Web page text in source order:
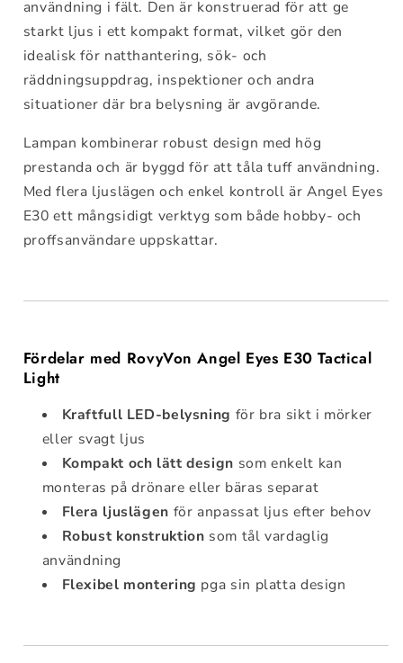
användning i fält. Den är konstruerad för att ge
starkt ljus i ett kompakt format, vilket gör den
idealisk för natthantering, sök- och
räddningsuppdrag, inspektioner och andra
situationer där bra belysning är avgörande.
Lampan kombinerar robust design med hög
prestanda och är byggd för att tåla tuff användning.
Med flera ljuslägen och enkel kontroll är Angel Eyes
E30 ett mångsidigt verktyg som både hobby- och
proffsanvändare uppskattar.
Fördelar med RovyVon Angel Eyes E30 Tactical
Light
Kraftfull LED-belysning för bra sikt i mörker
eller svagt ljus
Kompakt och lätt design som enkelt kan
monteras på drönare eller bäras separat
Flera ljuslägen för anpassat ljus efter behov
Robust konstruktion som tål vardaglig
användning
Flexibel montering pga sin platta design